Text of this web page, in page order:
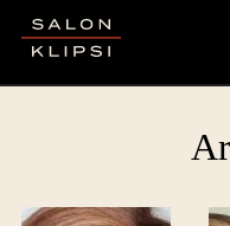
Salon Klipsi